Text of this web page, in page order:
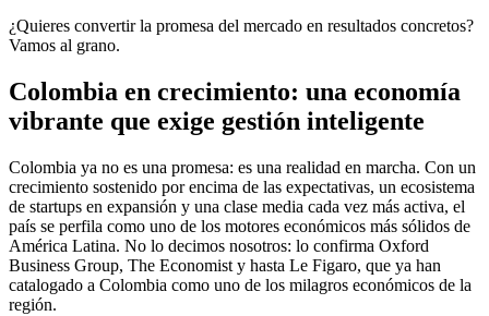
¿Quieres convertir la promesa del mercado en resultados concretos?
Vamos al grano.
Colombia en crecimiento: una economía
vibrante que exige gestión inteligente
Colombia ya no es una promesa: es una realidad en marcha. Con un
crecimiento sostenido por encima de las expectativas, un ecosistema
de startups en expansión y una clase media cada vez más activa, el
país se perfila como uno de los motores económicos más sólidos de
América Latina. No lo decimos nosotros: lo confirma Oxford
Business Group, The Economist y hasta Le Figaro, que ya han
catalogado a Colombia como uno de los milagros económicos de la
región.